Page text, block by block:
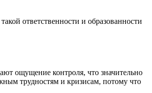
ответственности и образованности
ощущение контроля, что значительно
трудностям и кризисам, потому что